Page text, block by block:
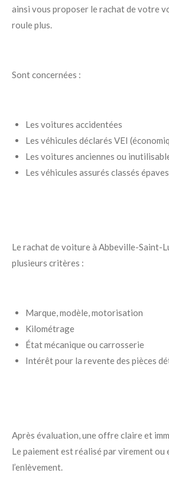
ainsi vous proposer le rachat de votre
roule plus.
Sont concernées :
Les voitures accidentées
Les véhicules déclarés VEI
Les voitures anciennes ou
Les véhicules assurés classés épaves
Le rachat de voiture à Abbeville-Saint-
plusieurs critères :
Marque, modèle, motorisation
Kilométrage
État mécanique ou carrosserie
Intérêt pour la revente des pièces
Après évaluation, une offre claire et
Le paiement est réalisé par virement ou
l’enlèvement.